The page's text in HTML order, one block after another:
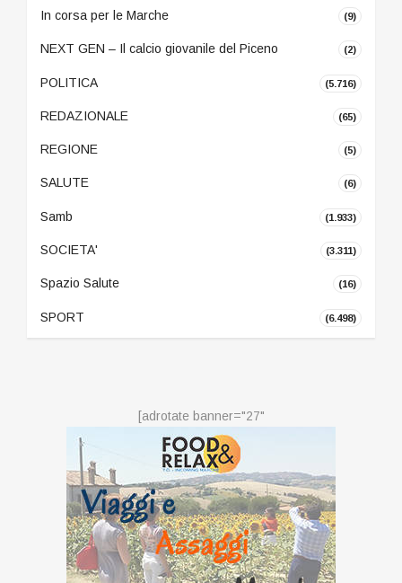
In corsa per le Marche (9)
NEXT GEN – Il calcio giovanile del Piceno (2)
POLITICA (5.716)
REDAZIONALE (65)
REGIONE (5)
SALUTE (6)
Samb (1.933)
SOCIETA' (3.311)
Spazio Salute (16)
SPORT (6.498)
[adrotate banner="27"